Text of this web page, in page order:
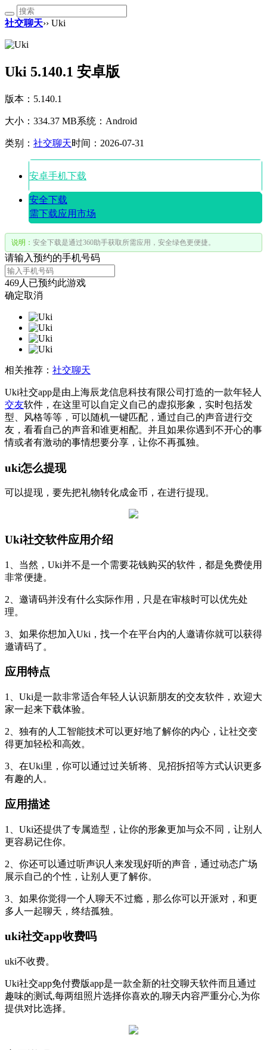
社交聊天›› Uki
Uki 5.140.1 安卓版
版本：5.140.1
大小：334.37 MB系统：Android
类别： 社交聊天时间：2026-07-31
安卓手机下载
安全下载
需下载应用市场
说明： 安全下载是通过360助手获取所需应用，安全绿色更便捷。
请输入预约的手机号码
469人已预约此游戏
确定取消
相关推荐： 社交聊天
Uki社交app是由上海辰龙信息科技有限公司打造的一款年轻人
交友软件，在这里可以自定义自己的虚拟形象，实时包括发
型、风格等等，可以随机一键匹配，通过自己的声音进行交
友，看看自己的声音和谁更相配。并且如果你遇到不开心的事
情或者有激动的事情想要分享，让你不再孤独。
uki怎么提现
可以提现，要先把礼物转化成金币，在进行提现。
Uki社交软件应用介绍
1、当然，Uki并不是一个需要花钱购买的软件，都是免费使用
非常便捷。
2、邀请码并没有什么实际作用，只是在审核时可以优先处
理。
3、如果你想加入Uki，找一个在平台内的人邀请你就可以获得
邀请码了。
应用特点
1、Uki是一款非常适合年轻人认识新朋友的交友软件，欢迎大
家一起来下载体验。
2、独有的人工智能技术可以更好地了解你的内心，让社交变
得更加轻松和高效。
3、在Uki里，你可以通过过关斩将、见招拆招等方式认识更多
有趣的人。
应用描述
1、Uki还提供了专属造型，让你的形象更加与众不同，让别人
更容易记住你。
2、你还可以通过听声识人来发现好听的声音，通过动态广场
展示自己的个性，让别人更了解你。
3、如果你觉得一个人聊天不过瘾，那么你可以开派对，和更
多人一起聊天，终结孤独。
uki社交app收费吗
uki不收费。
Uki社交app免付费版app是一款全新的社交聊天软件而且通过
趣味的测试,每两组照片选择你喜欢的,聊天内容严重分心,为你
提供对比选择。